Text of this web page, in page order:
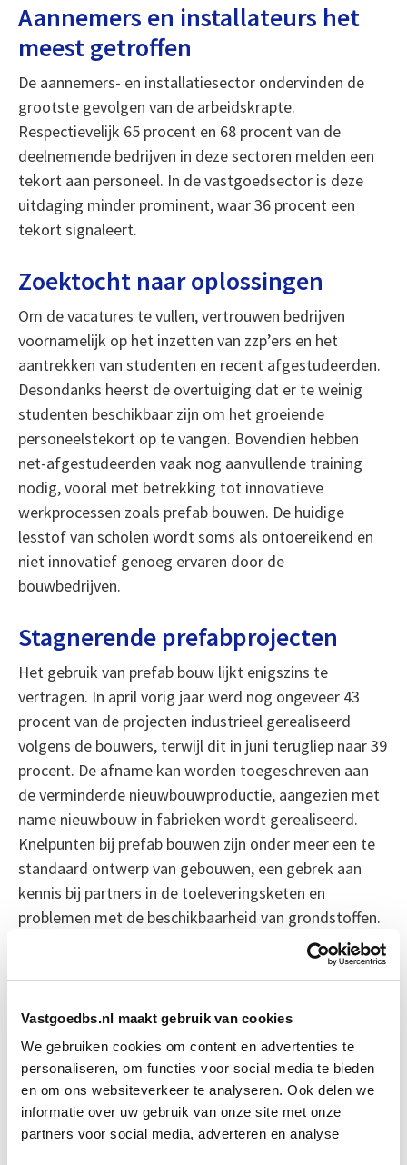
Vastgoedbs.nl maakt gebruik van cookies
We gebruiken cookies om content en advertenties te
personaliseren, om functies voor social media te bieden
en om ons websiteverkeer te analyseren. Ook delen we
informatie over uw gebruik van onze site met onze
partners voor social media, adverteren en analyse
Aannemers en installateurs het
meest getroffen
De aannemers- en installatiesector ondervinden de
grootste gevolgen van de arbeidskrapte.
Respectievelijk 65 procent en 68 procent van de
deelnemende bedrijven in deze sectoren melden een
tekort aan personeel. In de vastgoedsector is deze
uitdaging minder prominent, waar 36 procent een
tekort signaleert.
Zoektocht naar oplossingen
Om de vacatures te vullen, vertrouwen bedrijven
voornamelijk op het inzetten van zzp’ers en het
aantrekken van studenten en recent afgestudeerden.
Desondanks heerst de overtuiging dat er te weinig
studenten beschikbaar zijn om het groeiende
personeelstekort op te vangen. Bovendien hebben
net-afgestudeerden vaak nog aanvullende training
nodig, vooral met betrekking tot innovatieve
werkprocessen zoals prefab bouwen. De huidige
lesstof van scholen wordt soms als ontoereikend en
niet innovatief genoeg ervaren door de
bouwbedrijven.
Stagnerende prefabprojecten
Het gebruik van prefab bouw lijkt enigszins te
vertragen. In april vorig jaar werd nog ongeveer 43
procent van de projecten industrieel gerealiseerd
volgens de bouwers, terwijl dit in juni terugliep naar 39
procent. De afname kan worden toegeschreven aan
de verminderde nieuwbouwproductie, aangezien met
name nieuwbouw in fabrieken wordt gerealiseerd.
Knelpunten bij prefab bouwen zijn onder meer een te
standaard ontwerp van gebouwen, een gebrek aan
kennis bij partners in de toeleveringsketen en
problemen met de beschikbaarheid van grondstoffen.
Boeiend verhaal? Duik dan eens
in deze opleidingen:
Business Case voor Vastgoed- &
Projectontwikkeling
Start do
10 sep